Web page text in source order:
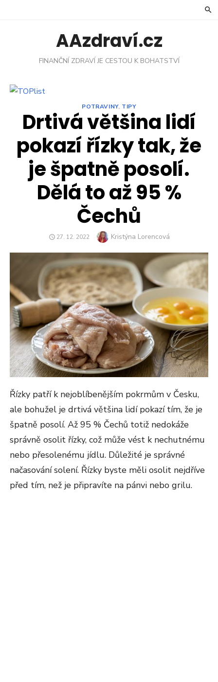
AAzdraví.cz
FINANČNÍ ZDRAVÍ JE CESTOU K BOHATSTVÍ
POTRAVINY, TIPY
Drtivá většina lidí
pokazí řízky tak, že
je špatně posolí.
Dělá to až 95 %
Čechů
POSTED
27. 12. 2022 Author
Kristýna Lorencová
Řízky patří k nejoblíbenějším pokrmům v Česku,
ale bohužel je drtivá většina lidí pokazí tím, že je
špatně posolí. Až 95 % Čechů totiž nedokáže
správně osolit řízky, což může vést k nechutnému
nebo přesolenému jídlu. Důležité je správné
načasování solení. Řízky byste měli osolit nejdříve
před tím, než je připravíte na pánvi nebo grilu.